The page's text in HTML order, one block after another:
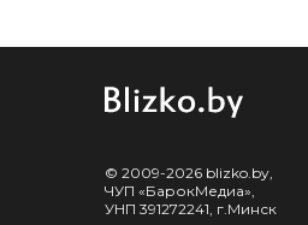
© 2009-2026 blizko.by,
ЧУП «БарокМедиа»,
УНП 391272241, г.Минск